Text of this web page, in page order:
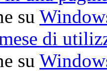
su
di
su